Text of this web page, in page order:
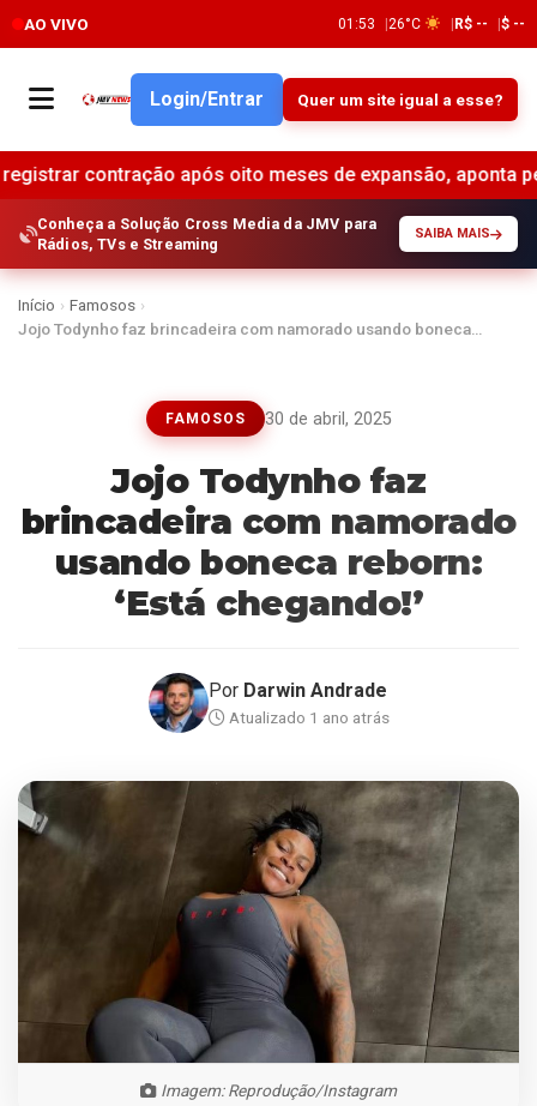
AO VIVO 01:53 26°C R$ -- $ --
Login/Entrar Quer um site igual a esse?
após oito meses de expansão, aponta pesquisa •
Conheça a Solução Cross Media da JMV para
Rádios, TVs e Streaming
SAIBA MAIS
Início › Famosos ›
Jojo Todynho faz brincadeira com namorado usando boneca…
FAMOSOS 30 de abril, 2025
Jojo Todynho faz
brincadeira com namorado
usando boneca reborn:
‘Está chegando!’
Por Darwin Andrade
Atualizado 1 ano atrás
Imagem: Reprodução/Instagram